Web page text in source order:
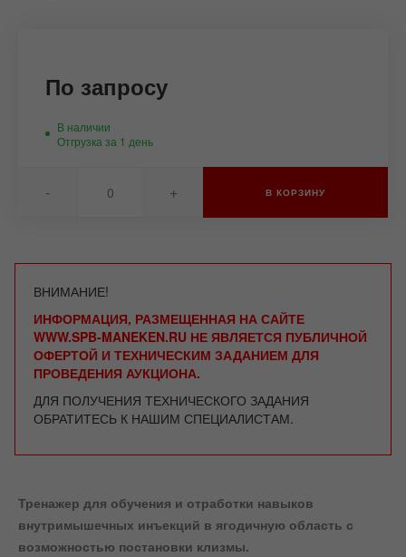
По запросу
В наличии
Отгрузка за 1 день
- + В КОРЗИНУ
ВНИМАНИЕ!
ИНФОРМАЦИЯ, РАЗМЕЩЕННАЯ НА САЙТЕ
WWW.SPB-MANEKEN.RU НЕ ЯВЛЯЕТСЯ ПУБЛИЧНОЙ
ОФЕРТОЙ И ТЕХНИЧЕСКИМ ЗАДАНИЕМ ДЛЯ
ПРОВЕДЕНИЯ АУКЦИОНА.
ДЛЯ ПОЛУЧЕНИЯ ТЕХНИЧЕСКОГО ЗАДАНИЯ
ОБРАТИТЕСЬ К НАШИМ СПЕЦИАЛИСТАМ.
Тренажер для обучения и отработки навыков
внутримышечных инъекций в ягодичную область с
возможностью постановки клизмы.